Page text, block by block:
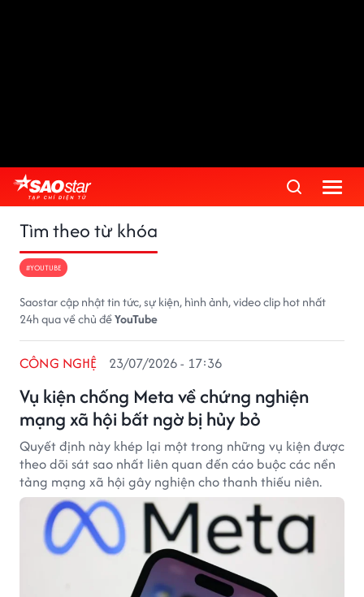
Tìm theo từ khóa
#YOUTUBE
Saostar cập nhật tin tức, sự kiện, hình ảnh, video clip hot nhất
24h qua về chủ đềYouTube
Vụ kiện chống Meta về chứng nghiện
mạng xã hội bất ngờ bị hủy bỏ
CÔNG NGHỆ 23/07/2026 - 17:36
Quyết định này khép lại một trong những vụ kiện được
theo dõi sát sao nhất liên quan đến cáo buộc các nền
tảng mạng xã hội gây nghiện cho thanh thiếu niên.